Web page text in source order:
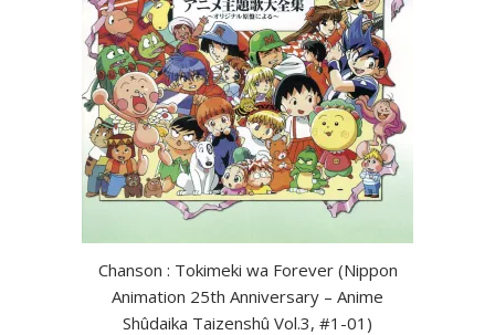
Chanson : Tokimeki wa Forever (Nippon
Animation 25th Anniversary – Anime
Shûdaika Taizenshû Vol.3, #1-01)